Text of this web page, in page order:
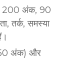
200 अंक, 90
तर्क, समस्या
अंक) और